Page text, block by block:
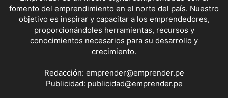
fomento del emprendimiento en el norte del país. Nuestro
objetivo es inspirar y capacitar a los emprendedores,
proporcionándoles herramientas, recursos y
conocimientos necesarios para su desarrollo y
crecimiento.
Redacción: emprender@emprender.pe
Publicidad: publicidad@emprender.pe